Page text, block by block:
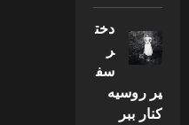
دخت
ر
سف
یر روسیه
کنار ببر